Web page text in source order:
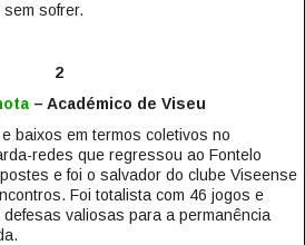
sofrer.
2
– Académico de Viseu
baixos em termos coletivos no
redes que regressou ao Fontelo
e foi o salvador do clube Viseense
Foi totalista com 46 jogos e
valiosas para a permanência